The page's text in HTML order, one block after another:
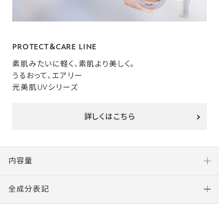
PROTECT＆CARE LINE
素肌みたいに軽く、素肌より美しく。
うるおって、エアリー
光美肌UVシリーズ
詳しくはこちら
内容量
全成分表記